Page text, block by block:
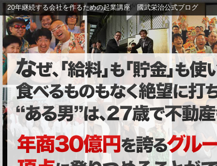
20年継続する会社を作るための起業講座 國武栄治公式ブログ